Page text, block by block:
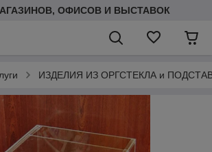
ОФИСОВ И ВЫСТАВОК
ИЗДЕЛИЯ ИЗ ОРГСТЕКЛА и